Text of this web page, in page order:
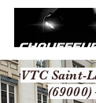
VTC Saint-